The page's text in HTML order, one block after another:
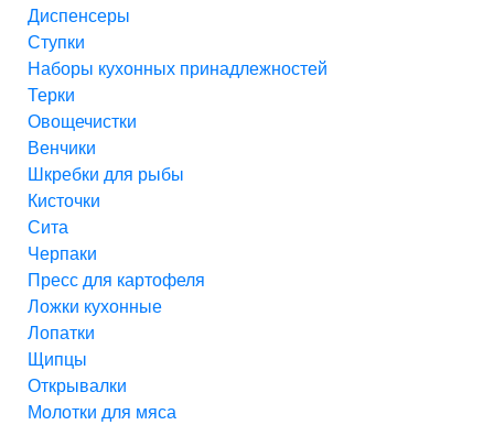
Диспенсеры
Ступки
Наборы кухонных принадлежностей
Терки
Овощечистки
Венчики
Шкребки для рыбы
Кисточки
Сита
Черпаки
Пресс для картофеля
Ложки кухонные
Лопатки
Щипцы
Открывалки
Молотки для мяса